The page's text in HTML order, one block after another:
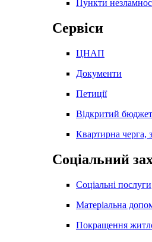
Пункти
Сервіси
ЦНАП
Документи
Петиції
Відкритий бюджет
Квартирна черга,
Соціальний
Соціальні послуги
Матеріальна
Покращення